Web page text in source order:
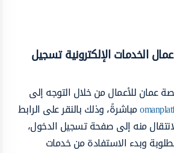
الخدمات الإلكترونية تسجيل
عمان للأعمال من خلال التوجه إلى
مباشرةً، وذلك بالنقر على الرابط
منه إلى صفحة تسجيل الدخول،
وبدء الاستفادة من خدمات